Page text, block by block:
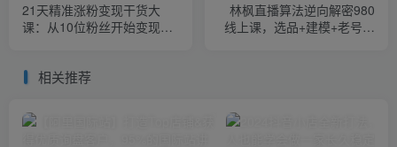
21天精准涨粉变现干货大
课：从10位粉丝开始变现月
林枫直播算法逆向解密980
线上课，选品+建模+老号重
相关推荐